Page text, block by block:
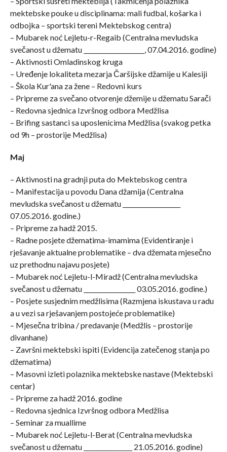
mektebske pouke u disciplinama: mali fudbal, košarka i
odbojka – sportski tereni Mektebskog centra)
– Mubarek noć Lejletu-r-Regaib (Centralna mevludska
svečanost u džematu ____________________, 07.04.2016. godine)
– Aktivnosti Omladinskog kruga
– Uređenje lokaliteta mezarja Čaršijske džamije u Kalesiji
– Škola Kur'ana za žene – Redovni kurs
– Pripreme za svečano otvorenje džemije u džematu Sarači
– Redovna sjednica Izvršnog odbora Medžlisa
– Brifing sastanci sa uposlenicima Medžlisa (svakog petka
od 9h – prostorije Medžlisa)
Maj
– Aktivnosti na gradnji puta do Mektebskog centra
– Manifestacija u povodu Dana džamija (Centralna
mevludska svečanost u džematu ___________________
07.05.2016. godine.)
– Pripreme za hadž 2015.
– Radne posjete džematima-imamima (Evidentiranje i
rješavanje aktualne problematike – dva džemata mjesečno
uz prethodnu najavu posjete)
– Mubarek noć Lejletu-l-Miradž (Centralna mevludska
svečanost u džematu _________________ 03.05.2016. godine.)
– Posjete susjednim medžlisima (Razmjena iskustava u radu
a u vezi sa rješavanjem postojeće problematike)
– Mjesečna tribina / predavanje (Medžlis – prostorije
divanhane)
– Završni mektebski ispiti (Evidencija zatečenog stanja po
džematima)
– Masovni izleti polaznika mektebske nastave (Mektebski
centar)
– Pripreme za hadž 2016. godine
– Redovna sjednica Izvršnog odbora Medžlisa
– Seminar za muallime
– Mubarek noć Lejletu-l-Berat (Centralna mevludska
svečanost u džematu ________________ 21.05.2016. godine)